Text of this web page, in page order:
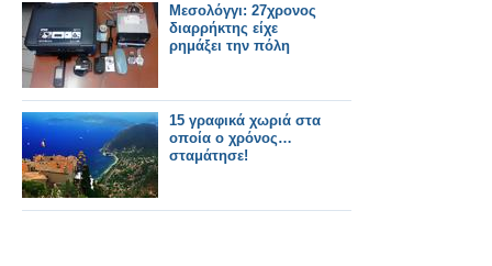
Μεσολόγγι: 27χρονος
διαρρήκτης είχε
ρημάξει την πόλη
15 γραφικά χωριά στα
οποία ο χρόνος…
σταμάτησε!